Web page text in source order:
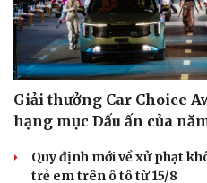
Giải thưởng Car Choice
hạng mục Dấu ấn của
Quy định mới về xử phạt
trẻ em trên ô tô từ 15/8